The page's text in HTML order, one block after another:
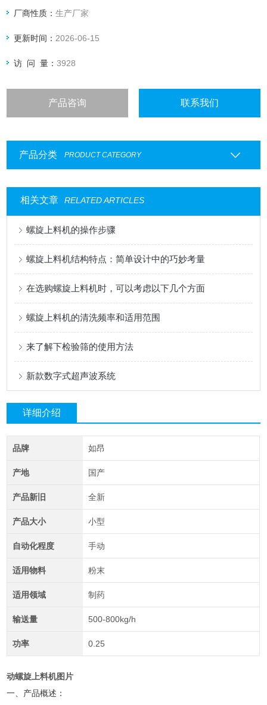
厂商性质：生产厂家
更新时间： 2026-06-15
访 问 量：3928
产品咨询 联系我们
产品分类 PRODUCT CATEGORY
相关文章 RELATED ARTICLES
螺旋上料机的操作步骤
螺旋上料机结构特点：简单设计中的巧妙考量
在选购螺旋上料机时，可以考虑以下几个方面
螺旋上料机的清洗频率和适用范围
来了解下检验筛的使用方法
新款数字式超声波系统
详细介绍
品牌 如昂
产地 国产
产品新旧 全新
产品大小 小型
自动化程度 手动
适用物料 粉末
适用领域 制药
输送量 500-800kg/h
功率 0.25
动螺旋上料机图片
一、产品概述：